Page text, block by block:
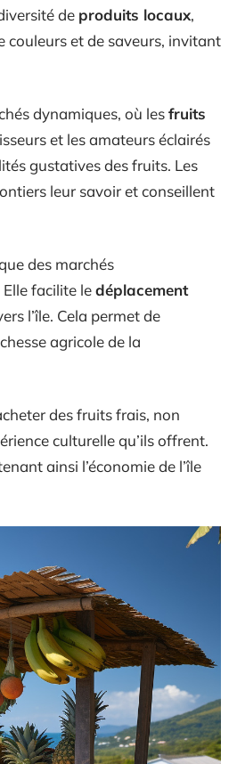
de produits locaux,
couleurs et de saveurs, invitant
dynamiques, où lesfruits
et les amateurs éclairés
gustatives des fruits. Les
leur savoir et conseillent
des marchés
facilite ledéplacement
l’île. Cela permet de
agricole de la
des fruits frais, non
culturelle qu’ils offrent.
ainsi l’économie de l’île